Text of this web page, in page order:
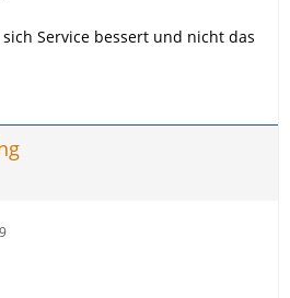
Service bessert und nicht das